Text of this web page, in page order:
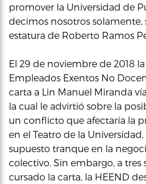
promover la Universidad de
decimos nosotros
estatura de Roberto Ramos
El 29 de noviembre de 2018
Empleados Exentos No
carta a Lin Manuel Miranda
la cual le advirtió sobre la
un conflicto que afectaría la
en el Teatro de la
supuesto tranque en la
colectivo. Sin embargo, a tres
cursado la carta, la HEEND